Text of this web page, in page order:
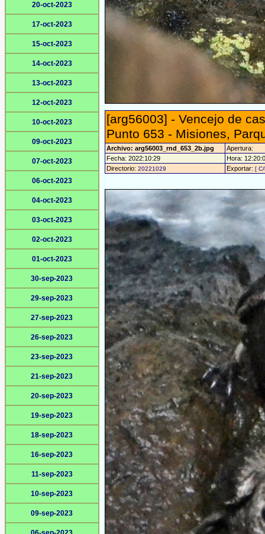
20-oct-2023
17-oct-2023
15-oct-2023
14-oct-2023
13-oct-2023
12-oct-2023
10-oct-2023
09-oct-2023
07-oct-2023
06-oct-2023
04-oct-2023
03-oct-2023
02-oct-2023
01-oct-2023
30-sep-2023
29-sep-2023
27-sep-2023
26-sep-2023
23-sep-2023
21-sep-2023
20-sep-2023
19-sep-2023
18-sep-2023
16-sep-2023
11-sep-2023
10-sep-2023
09-sep-2023
[arg56003] - Vencejo de
Punto 653 - Misiones,
Archivo: arg56003_rnd_653_2b.jpg
Apertura:
Fecha: 2022:10:29
Hora:
Directorio: 20221029 Exportar: [